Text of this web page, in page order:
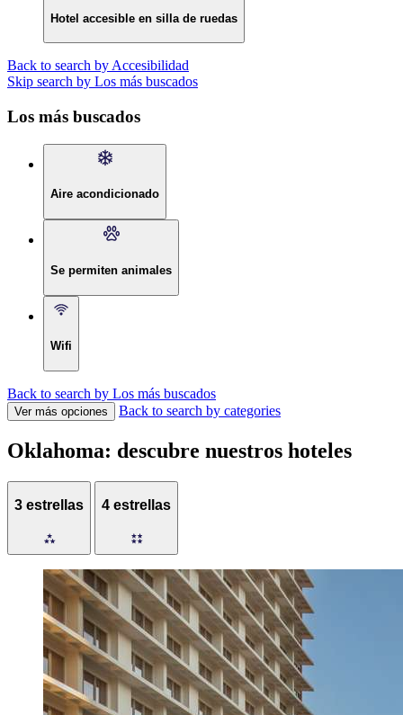
Hotel accesible en silla de ruedas
Back to search by Accesibilidad
Skip search by Los más buscados
Los más buscados
Aire acondicionado
Se permiten animales
Wifi
Back to search by Los más buscados
Ver más opciones Back to search by categories
Oklahoma: descubre nuestros hoteles
3 estrellas 4 estrellas